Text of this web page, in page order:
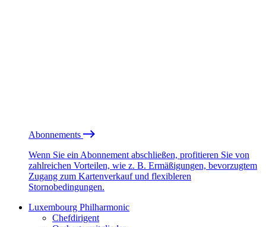
Abonnements
Wenn Sie ein Abonnement abschließen, profitieren Sie von
zahlreichen Vorteilen, wie z. B. Ermäßigungen, bevorzugtem
Zugang zum Kartenverkauf und flexibleren
Stornobedingungen.
Luxembourg Philharmonic
Chefdirigent